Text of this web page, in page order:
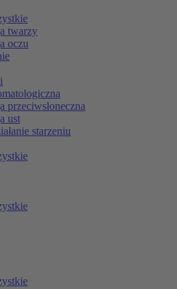
twarzy
oczu
przeciwsłoneczna
ust
starzeniu